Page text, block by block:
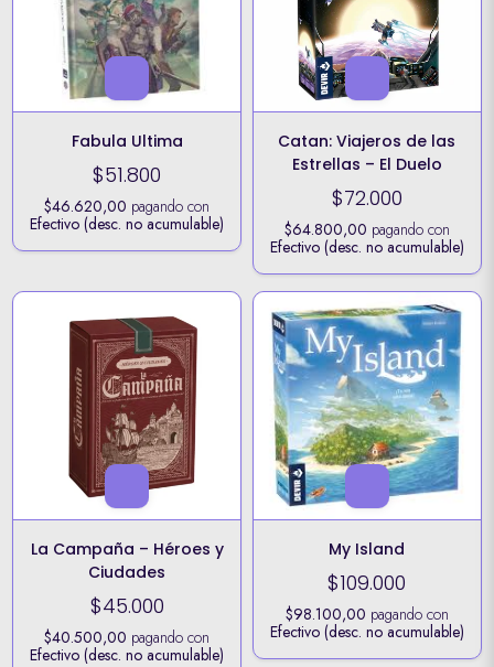
Fabula Ultima
$51.800
$46.620,00 pagando con
Efectivo (desc. no acumulable)
Catan: Viajeros de las
Estrellas – El Duelo
$72.000
$64.800,00 pagando con
Efectivo (desc. no acumulable)
La Campaña – Héroes y
Ciudades
$45.000
$40.500,00 pagando con
Efectivo (desc. no acumulable)
My Island
$109.000
$98.100,00 pagando con
Efectivo (desc. no acumulable)